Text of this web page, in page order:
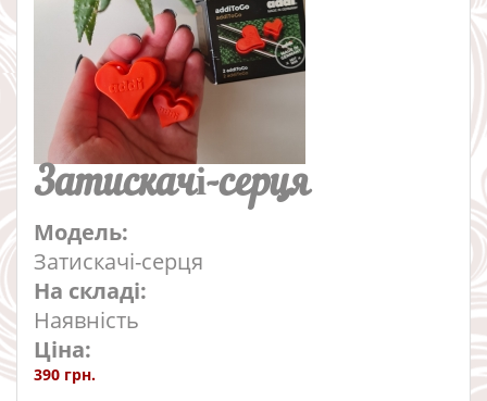
Затискачі-серця
Модель:
Затискачі-серця
На складі:
Наявність
Ціна:
390 грн.